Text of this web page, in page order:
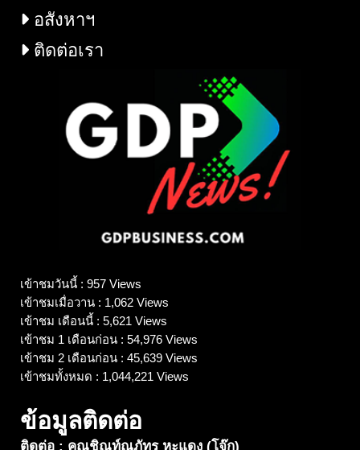
อสังหาฯ
ติดต่อเรา
เข้าชมวันนี้ : 957 Views
เข้าชมเมื่อวาน : 1,062 Views
เข้าชม เดือนนี้ : 5,621 Views
เข้าชม 1 เดือนก่อน : 54,976 Views
เข้าชม 2 เดือนก่อน : 45,639 Views
เข้าชมทั้งหมด : 1,044,221 Views
ข้อมูลติดต่อ
ติดต่อ : คุณชิณท์ณภัทร หะแดง (โจ๊ก)